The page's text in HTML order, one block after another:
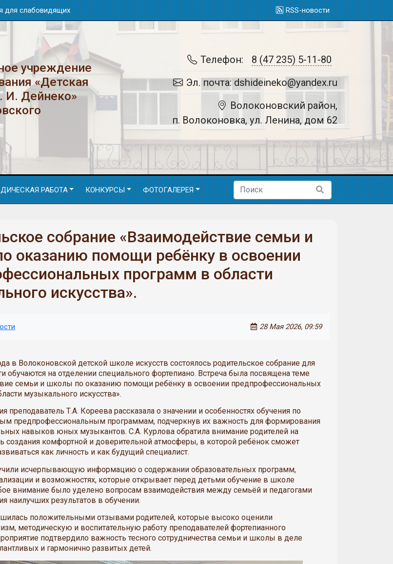
для слабовидящих RSS-новости
учреждение
«Детская
И. Дейнеко»
Телефон:
8 (47 235) 5-11-80
Эл. почта: dshideineko@yandex.ru
Волоконовский район,
п. Волоконовка, ул. Ленина, дом 62
РАБОТА КОНКУРСЫ ФОТОГАЛЕРЕЯ
собрание «Взаимодействие семьи и
оказанию помощи ребёнку в освоении
программ в области
искусства».
28 Мая 2026, 09:59
в Волоконовской детской школе искусств состоялось родительское собрание для
обучаются на отделении специального фортепиано. Встреча была посвящена теме
семьи и школы по оказанию помощи ребёнку в освоении предпрофессиональных
музыкального искусства».
преподаватель Т.А. Кореева рассказала о значении и особенностях обучения по
предпрофессиональным программам, подчеркнув их важность для формирования
навыков юных музыкантов. С.А. Курлова обратила внимание родителей на
создания комфортной и доверительной атмосферы, в которой ребёнок сможет
как личность и как будущий специалист.
исчерпывающую информацию о содержании образовательных программ,
и возможностях, которые открывает перед детьми обучение в школе
внимание было уделено вопросам взаимодействия между семьёй и педагогами
наилучших результатов в обучении.
положительными отзывами родителей, которые высоко оценили
методическую и воспитательную работу преподавателей фортепианного
подтвердило важность тесного сотрудничества семьи и школы в деле
и гармонично развитых детей.